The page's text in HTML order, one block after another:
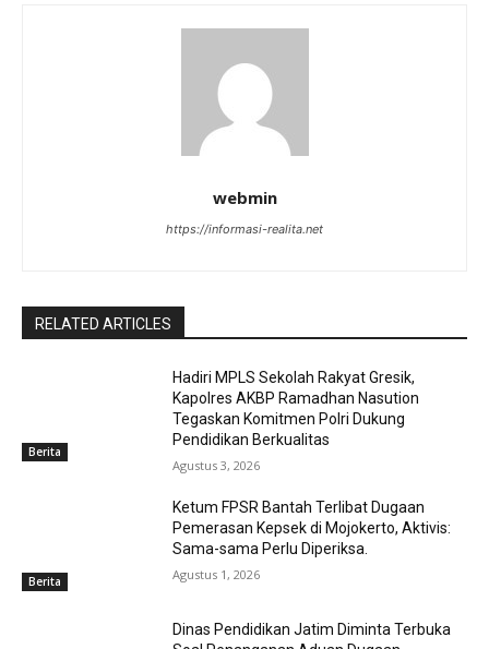
webmin
https://informasi-realita.net
RELATED ARTICLES
Berita
Hadiri MPLS Sekolah Rakyat Gresik,
Kapolres AKBP Ramadhan Nasution
Tegaskan Komitmen Polri Dukung
Pendidikan Berkualitas
Agustus 3, 2026
Berita
Ketum FPSR Bantah Terlibat Dugaan
Pemerasan Kepsek di Mojokerto, Aktivis:
Sama-sama Perlu Diperiksa.
Agustus 1, 2026
Dinas Pendidikan Jatim Diminta Terbuka